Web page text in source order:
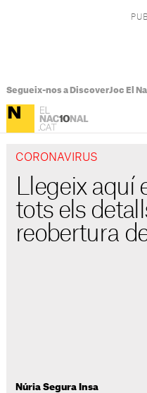
Segueix-nos a DiscoverJoc El
CORONAVIRUS
Llegeix
tots els
reobertura
Núria Segura Insa